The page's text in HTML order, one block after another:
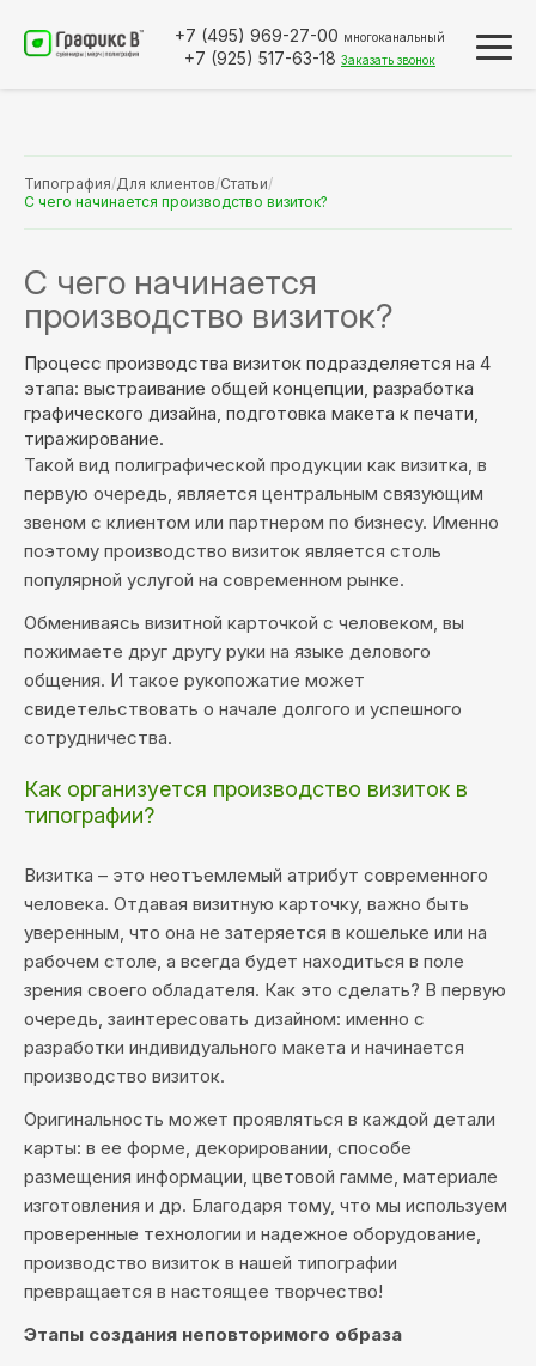
+7 (495) 969-27-00 многоканальный
+7 (925) 517-63-18 Заказать звонок
Типография/Для клиентов/Статьи/
С чего начинается производство визиток?
С чего начинается
производство визиток?
Процесс производства визиток подразделяется на 4
этапа: выстраивание общей концепции, разработка
графического дизайна, подготовка макета к печати,
тиражирование.
Такой вид полиграфической продукции как визитка, в
первую очередь, является центральным связующим
звеном с клиентом или партнером по бизнесу. Именно
поэтому производство визиток является столь
популярной услугой на современном рынке.
Обмениваясь визитной карточкой с человеком, вы
пожимаете друг другу руки на языке делового
общения. И такое рукопожатие может
свидетельствовать о начале долгого и успешного
сотрудничества.
Как организуется производство визиток в
типографии?
Визитка – это неотъемлемый атрибут современного
человека. Отдавая визитную карточку, важно быть
уверенным, что она не затеряется в кошельке или на
рабочем столе, а всегда будет находиться в поле
зрения своего обладателя. Как это сделать? В первую
очередь, заинтересовать дизайном: именно с
разработки индивидуального макета и начинается
производство визиток.
Оригинальность может проявляться в каждой детали
карты: в ее форме, декорировании, способе
размещения информации, цветовой гамме, материале
изготовления и др. Благодаря тому, что мы используем
проверенные технологии и надежное оборудование,
производство визиток в нашей типографии
превращается в настоящее творчество!
Этапы создания неповторимого образа